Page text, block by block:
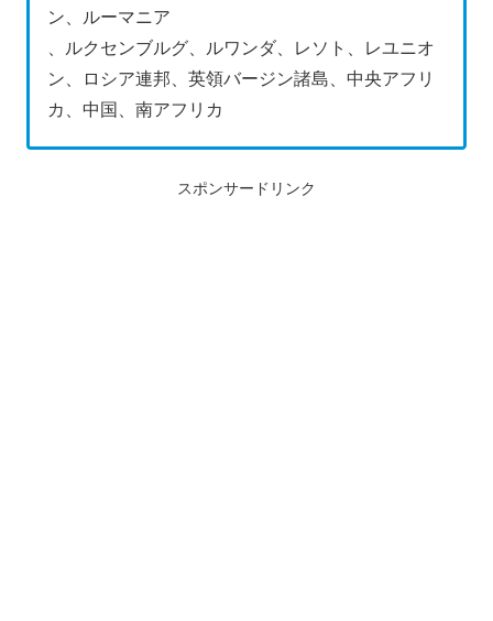
ン、ルーマニア
、ルクセンブルグ、ルワンダ、レソト、レユニオ
ン、ロシア連邦、英領バージン諸島、中央アフリ
カ、中国、南アフリカ
スポンサードリンク